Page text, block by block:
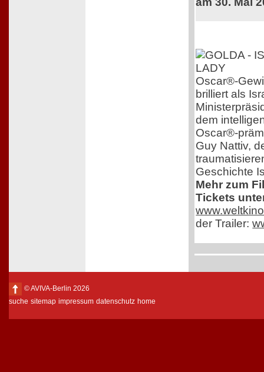
Oscar®-
brilliert als
dem
Oscar®-
Guy Nattiv,
Geschichte
Mehr zum
Tickets
der Trailer:
© AVIVA-Berlin 2026
suche sitemap impressum datenschutz home